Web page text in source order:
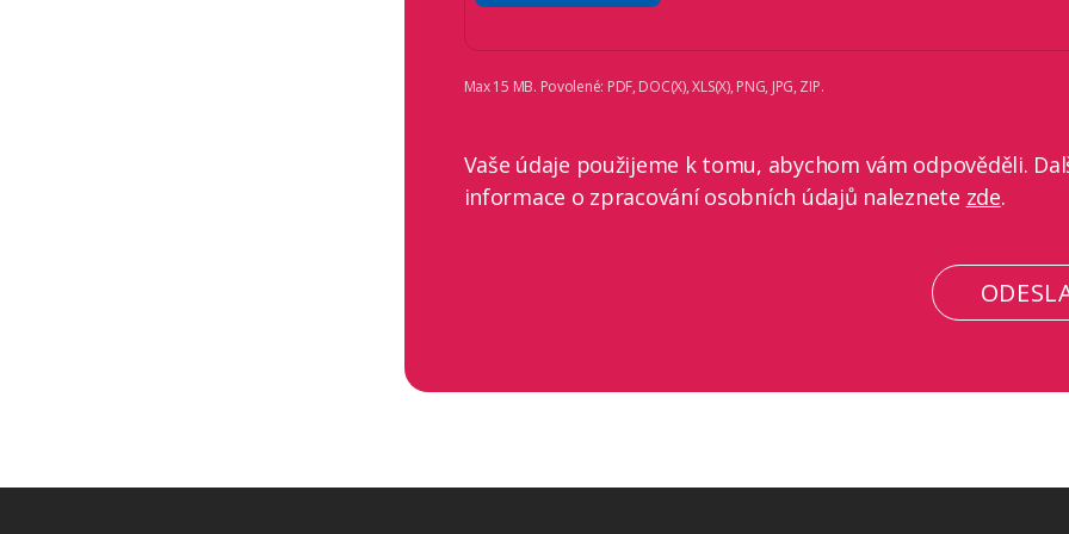
Max 15 MB. Povolené: PDF, DOC(X), XLS(X), PNG, JPG, ZIP.
Vaše údaje použijeme k tomu, abychom vám odpověděli.
informace o zpracování osobních údajů naleznete zde.